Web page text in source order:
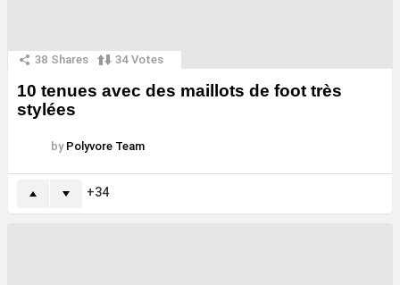
38 Shares 34 Votes
10 tenues avec des maillots de foot très
stylées
by Polyvore Team
34